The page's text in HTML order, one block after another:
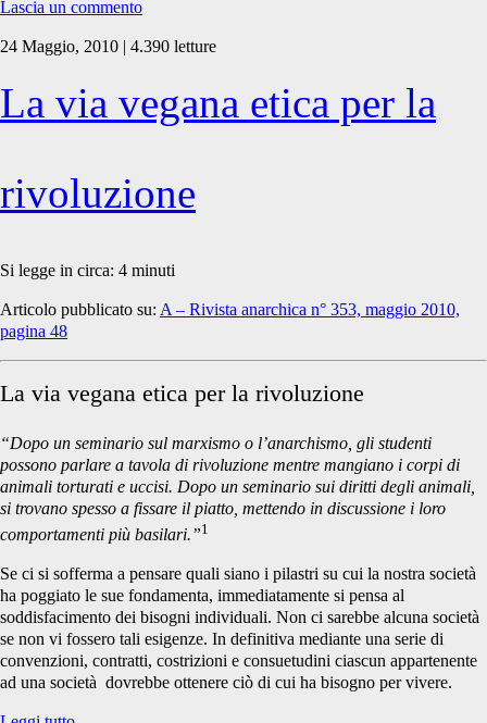
Lascia un commento
24 Maggio, 2010 | 4.390 letture
La via vegana etica per la
rivoluzione
Si legge in circa: 4 minuti
Articolo pubblicato su: A – Rivista anarchica n° 353, maggio 2010,
pagina 48
La via vegana etica per la rivoluzione
“Dopo un seminario sul marxismo o l’anarchismo, gli studenti
possono parlare a tavola di rivoluzione mentre mangiano i corpi di
animali torturati e uccisi. Dopo un seminario sui diritti degli animali,
si trovano spesso a fissare il piatto, mettendo in discussione i loro
comportamenti più basilari.”1
Se ci si sofferma a pensare quali siano i pilastri su cui la nostra società
ha poggiato le sue fondamenta, immediatamente si pensa al
soddisfacimento dei bisogni individuali. Non ci sarebbe alcuna società
se non vi fossero tali esigenze. In definitiva mediante una serie di
convenzioni, contratti, costrizioni e consuetudini ciascun appartenente
ad una società dovrebbe ottenere ciò di cui ha bisogno per vivere.